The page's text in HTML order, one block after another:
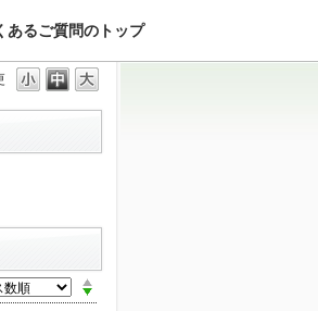
あるご質問のトップ